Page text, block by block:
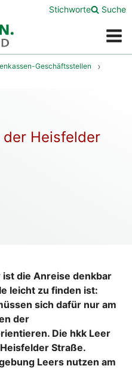
Menü
Stichworte Suche
Geschäftsstellen
Heisfelder
ist die Anreise denkbar
leicht zu finden ist:
sich dafür nur am
der
Die hkk Leer
Straße.
Leers nutzen am